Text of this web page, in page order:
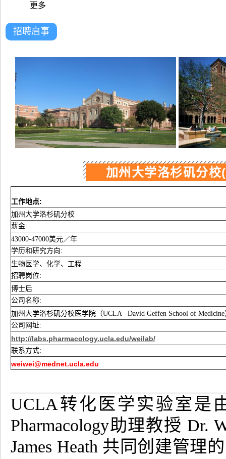
更多
招聘启事
加州大学洛杉矶分
工作地点:
加州大学洛杉矶分校
薪金:
43000-47000美元／年
学历和研究方向:
生物医学、化学、工程
招聘岗位:
博士后
公司名称:
加州大学洛杉矶分校医学院（UCLA David Geffen School of Medicine
公司网址:
http://labs.pharmacology.ucla.edu/weilab/
联系方式:
weiwei@mednet.ucla.edu
UCLA转化医学实验室是由
Pharmacology助理教授 Dr.
James Heath 共同创建管理